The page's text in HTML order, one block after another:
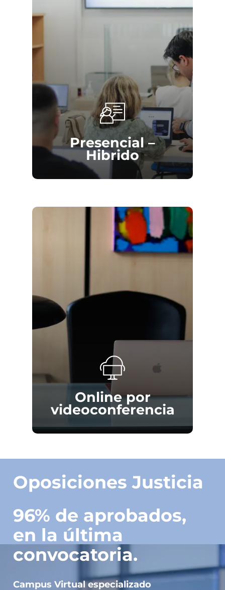
Administración de Justicia la
preparación.
introduce un tercer ejercicio que
consiste en una prueba tipo test de
Informática.
Finalmente, Auxiliono cuenta con un
tercer ejercicio. Aquí las pruebas se
limitan al test teórico y a dos casos
prácticos.
En el caso deLetrados de la
Fiscales, la preparación presenta una
mayor dificultad debido a la extensión
del temario y la exigencia de los
ejercicios orales. Estas oposiciones
requieren no solo un amplio
habilidades específicas para defender
los temas en público, lo que añade otra
capa de complejidad al proceso de
preparación.
Presencial –
Hibrido
Online por
videoconferencia
Oposiciones Justicia
96% de aprobados,
en la última
convocatoria.
Campus Virtual especializado